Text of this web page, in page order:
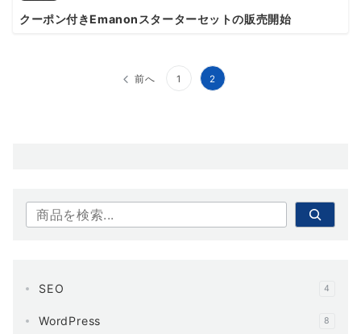
クーポン付きEmanonスターターセットの販売開始
前へ 1 2
検索
SEO 4
WordPress 8